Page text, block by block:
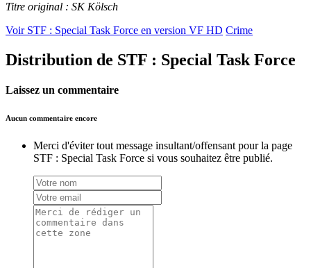
Titre original : SK Kölsch
Voir STF : Special Task Force en version VF HD Crime
Distribution de STF : Special Task Force
Laissez un commentaire
Aucun commentaire encore
Merci d'éviter tout message insultant/offensant pour la page
STF : Special Task Force si vous souhaitez être publié.